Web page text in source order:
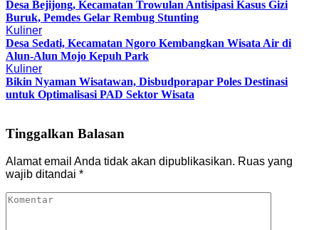
Desa Bejijong, Kecamatan Trowulan Antisipasi Kasus Gizi
Buruk, Pemdes Gelar Rembug Stunting
Kuliner
Desa Sedati, Kecamatan Ngoro Kembangkan Wisata Air di
Alun-Alun Mojo Kepuh Park
Kuliner
Bikin Nyaman Wisatawan, Disbudporapar Poles Destinasi
untuk Optimalisasi PAD Sektor Wisata
Tinggalkan Balasan
Alamat email Anda tidak akan dipublikasikan. Ruas yang
wajib ditandai *